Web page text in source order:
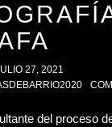
27, 2021
del proceso